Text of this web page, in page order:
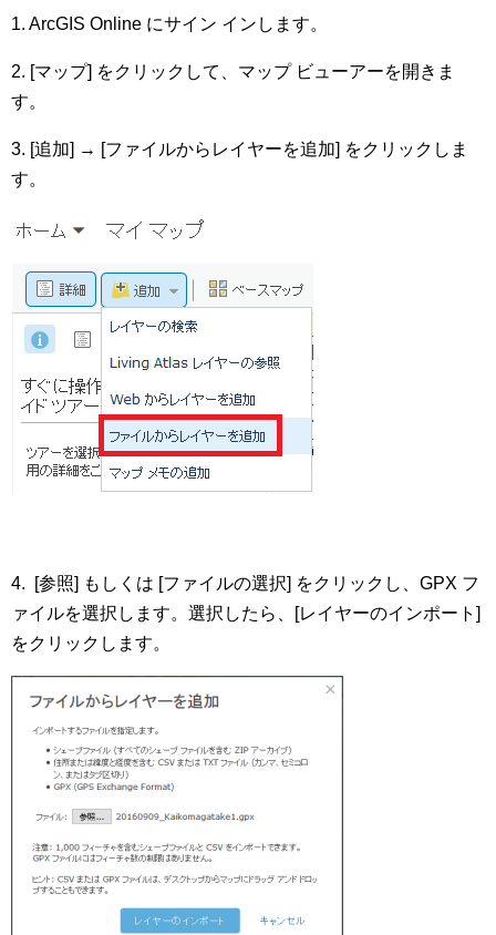
1. ArcGIS Online にサイン インします。
2. [マップ] をクリックして、マップ ビューアーを開きま
す。
3. [追加] → [ファイルからレイヤーを追加] をクリックしま
す。
4. [参照] もしくは [ファイルの選択] をクリックし、GPX フ
ァイルを選択します。選択したら、[レイヤーのインポート]
をクリックします。